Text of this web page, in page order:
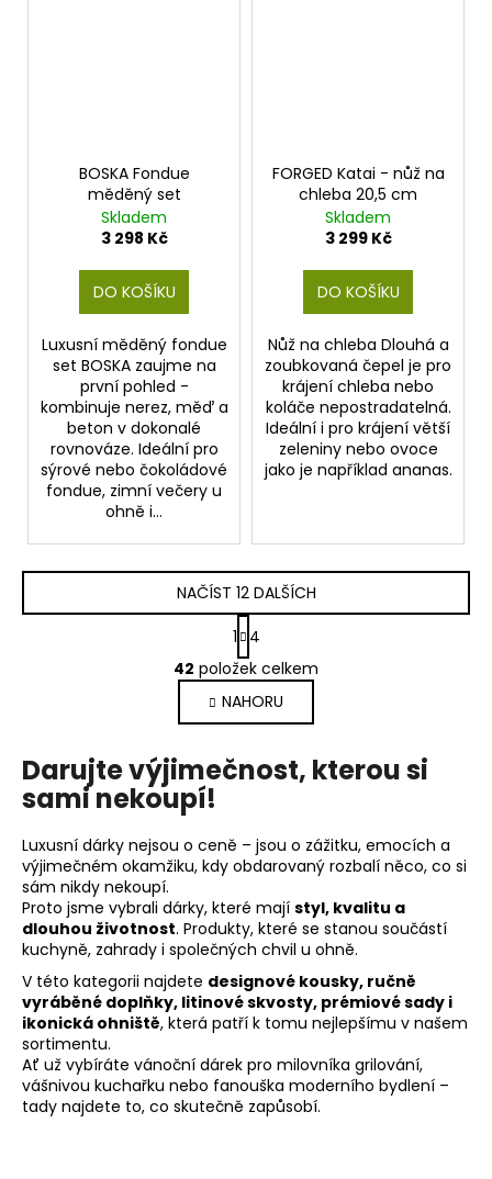
BOSKA Fondue
měděný set
Skladem
3 298 Kč
DO KOŠÍKU
Luxusní měděný fondue
set BOSKA zaujme na
první pohled -
kombinuje nerez, měď a
beton v dokonalé
rovnováze. Ideální pro
sýrové nebo čokoládové
fondue, zimní večery u
ohně i...
FORGED Katai - nůž na
chleba 20,5 cm
Skladem
3 299 Kč
DO KOŠÍKU
Nůž na chleba Dlouhá a
zoubkovaná čepel je pro
krájení chleba nebo
koláče nepostradatelná.
Ideální i pro krájení větší
zeleniny nebo ovoce
jako je například ananas.
O
v
l
á
a
p
r
v
k
y
v
ý
p
s
u
NAČÍST 12 DALŠÍCH
S
t
r
á
n
k
v
1
4
42 položek celkem
NAHORU
Darujte výjimečnost, kterou si
sami nekoupí!
Luxusní dárky nejsou o ceně – jsou o zážitku, emocích a
výjimečném okamžiku, kdy obdarovaný rozbalí něco, co si
sám nikdy nekoupí.
Proto jsme vybrali dárky, které mají styl, kvalitu a
dlouhou životnost. Produkty, které se stanou součástí
kuchyně, zahrady i společných chvil u ohně.
V této kategorii najdete designové kousky, ručně
vyráběné doplňky, litinové skvosty, prémiové sady i
ikonická ohniště, která patří k tomu nejlepšímu v našem
sortimentu.
Ať už vybíráte vánoční dárek pro milovníka grilování,
vášnivou kuchařku nebo fanouška moderního bydlení –
tady najdete to, co skutečně zapůsobí.